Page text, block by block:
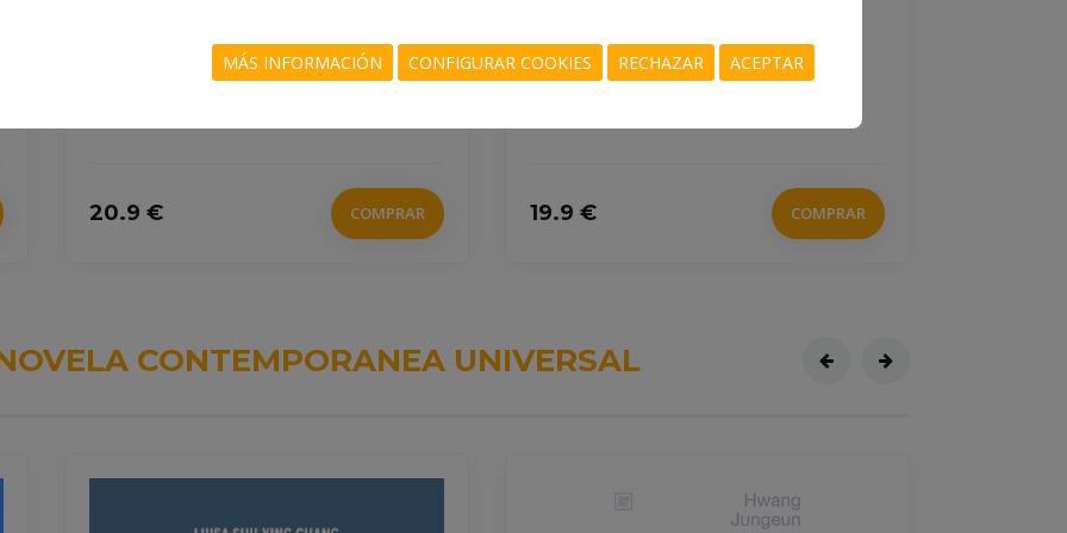
978-84-19288-72-1
20.9 € COMPRAR
978-84-10483-50-7
19.9 € COMPRAR
CONTEMPORANEA UNIVERSAL
MÁS INFORMACIÓN CONFIGURAR COOKIES RECHAZAR ACEPTAR